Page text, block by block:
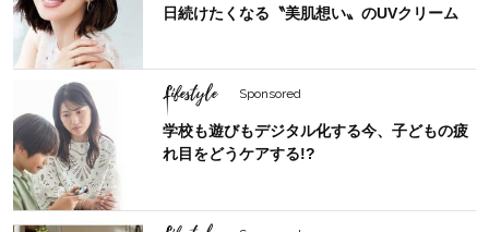
日続けたくなる〝美肌想い〟のUVクリーム
Lifestyle Sponsored
学校も遊びもデジタル化する今、子どもの疲
れ目をどうケアする!?